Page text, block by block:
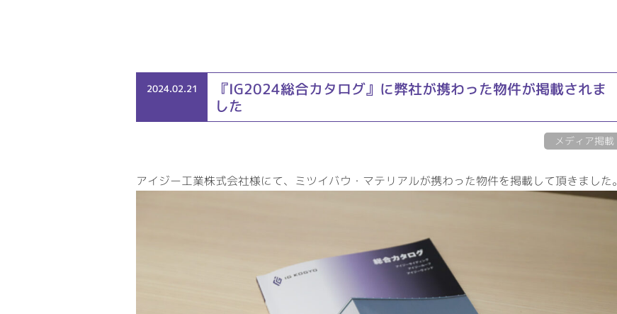
2024.02.21 『IG2024総合カタログ』に弊社が携わった物件が掲載されま
した
メディア掲載
アイジー工業株式会社様にて、ミツイバウ・マテリアルが携わった物件を掲載して頂きました。